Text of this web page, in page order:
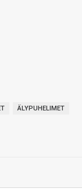
ÄLYPUHELIMET